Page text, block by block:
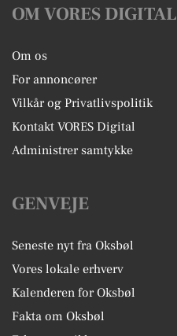
OM VORES DIGITAL
Om os
For annoncører
Vilkår og Privatlivspolitik
Kontakt VORES Digital
Administrer samtykke
GENVEJE
Seneste nyt fra Oksbøl
Vores lokale erhverv
Kalenderen for Oksbøl
Fakta om Oksbøl